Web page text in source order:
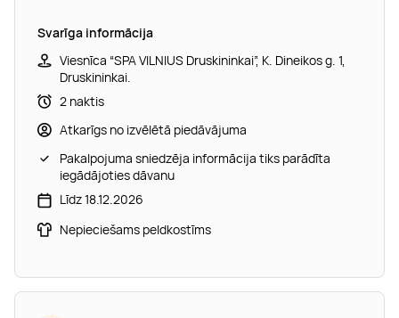
Svarīga informācija
Viesnīca “SPA VILNIUS Druskininkai”, K. Dineikos g. 1,
Druskininkai.
2 naktis
Atkarīgs no izvēlētā piedāvājuma
Pakalpojuma sniedzēja informācija tiks parādīta
iegādājoties dāvanu
Līdz 18.12.2026
Nepieciešams peldkostīms